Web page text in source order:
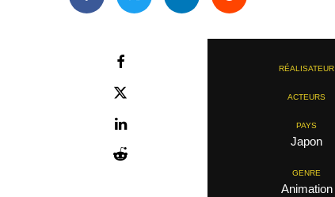
RÉALISATEUR
ACTEURS
PAYS
Japon
GENRE
Animation